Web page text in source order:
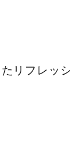
リフレッシ